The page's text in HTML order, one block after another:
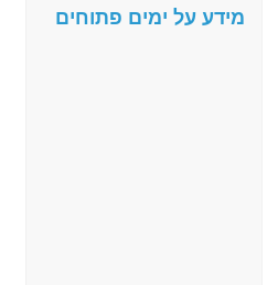
מידע על ימים פתוחים